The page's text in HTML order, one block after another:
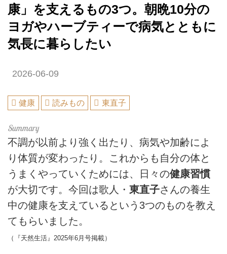
康」を支えるもの3つ。朝晩10分の
ヨガやハーブティーで病気とともに
気長に暮らしたい
2026-06-09
健康 読みもの 東直子
不調が以前より強く出たり、病気や加齢によ
り体質が変わったり。これからも自分の体と
うまくやっていくためには、日々の健康習慣
が大切です。今回は歌人・ 東直子さんの養生
中の健康を支えているという3つのものを教え
てもらいました。
（『天然生活』2025年6月号掲載）